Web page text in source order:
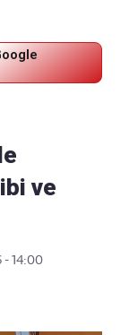
ve
- 14:00